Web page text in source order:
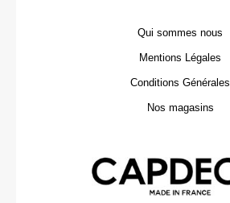
Qui sommes nous
Mentions Légales
Conditions Générales
Nos magasins